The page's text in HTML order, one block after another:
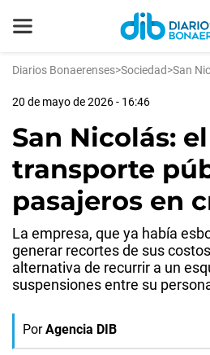
Diarios Bonaerenses>Sociedad>San
20 de mayo de 2026 - 16:46
San Nicolás: el
transporte
pasajeros en
La empresa, que ya había
generar recortes de sus
alternativa de recurrir a un
suspensiones entre su
Por Agencia DIB